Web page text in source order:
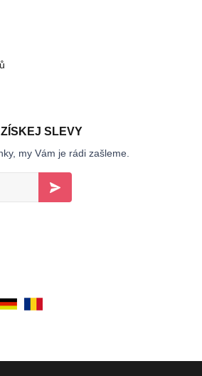
SLEVY
my Vám je rádi zašleme.